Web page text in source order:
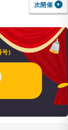
次開催
号)